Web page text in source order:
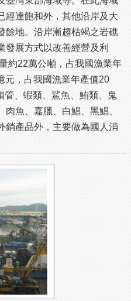
經達飽和外，其他沿岸及大
餘地。沿岸漸趨枯竭之岩礁
發展方式以改善經營及利
約22萬公噸，占我國漁業年
元，占我國漁業年產值20
管、蝦類、鯊魚、鮪類、鬼
魚、嘉臘、白鯧、黑鯧、
銷產品外，主要做為國人消